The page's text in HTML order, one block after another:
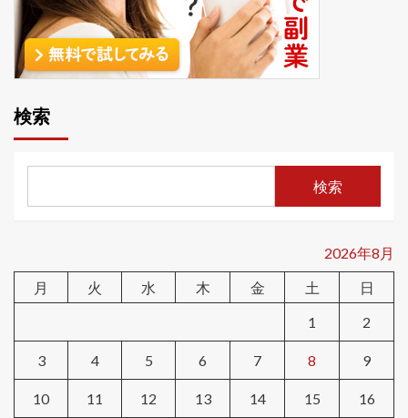
検索
検索
2026年8月
月
火 水 木 金 土
日
1
2
3 4 5 6 7 8 9
10 11 12 13 14 15 16